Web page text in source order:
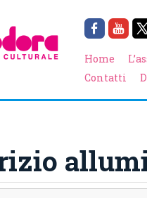
Home
Contatti